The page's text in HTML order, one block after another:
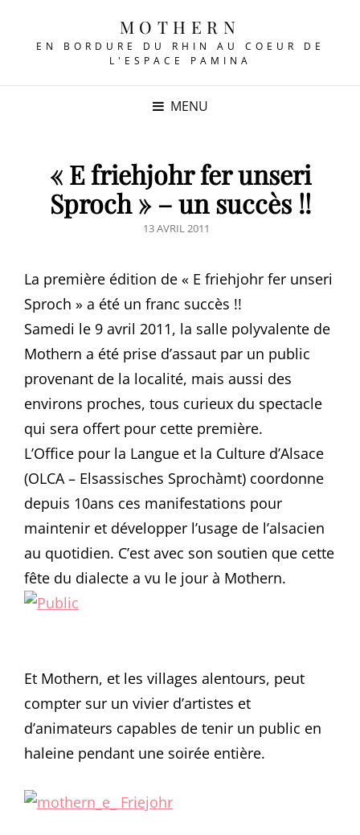
MOTHERN
EN BORDURE DU RHIN AU COEUR DE
L'ESPACE PAMINA
MENU
« E friehjohr fer unseri
Sproch » – un succès !!
POSTED
13 AVRIL 2011
La première édition de « E friehjohr fer unseri
Sproch » a été un franc succès !!
Samedi le 9 avril 2011, la salle polyvalente de
Mothern a été prise d’assaut par un public
provenant de la localité, mais aussi des
environs proches, tous curieux du spectacle
qui sera offert pour cette première.
L’Office pour la Langue et la Culture d’Alsace
(OLCA – Elsassisches Sprochàmt) coordonne
depuis 10ans ces manifestations pour
maintenir et développer l’usage de l’alsacien
au quotidien. C’est avec son soutien que cette
fête du dialecte a vu le jour à Mothern.
Et Mothern, et les villages alentours, peut
compter sur un vivier d’artistes et
d’animateurs capables de tenir un public en
haleine pendant une soirée entière.